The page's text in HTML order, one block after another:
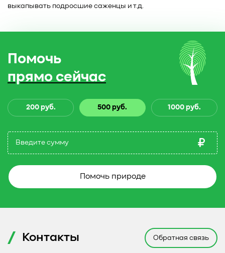
выкапывать подросшие саженцы и т.д.
Помочь
прямо сейчас
200 руб. 500 руб. 1000 руб.
Помочь природе
Контакты Обратная связь